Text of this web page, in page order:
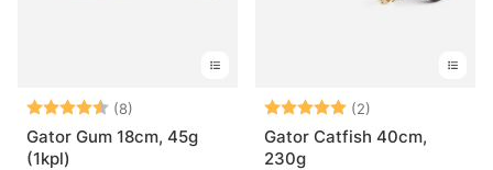
Arvio: (8)
4.4 5:sta tähdestä
Gator Gum 18cm, 45g
(1kpl)
Arvio: (2)
Gator Catfish 40cm,
230g